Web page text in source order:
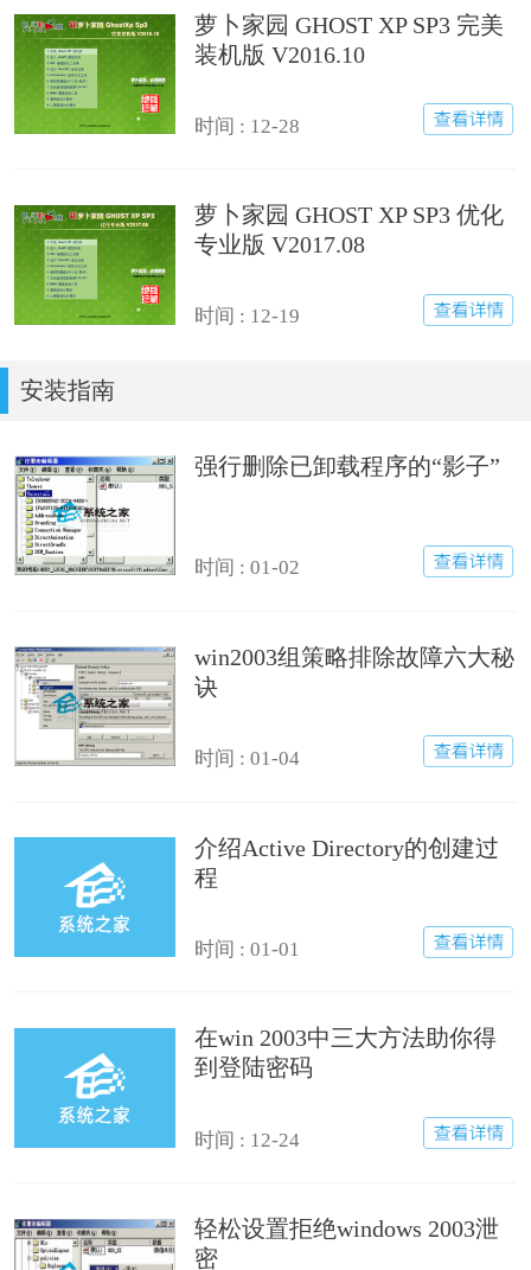
萝卜家园 GHOST XP SP3 完美
装机版 V2016.10
时间 : 12-28
萝卜家园 GHOST XP SP3 优化
专业版 V2017.08
时间 : 12-19
安装指南
强行删除已卸载程序的“影子”
时间 : 01-02
win2003组策略排除故障六大秘
诀
时间 : 01-04
介绍Active Directory的创建过
程
时间 : 01-01
在win 2003中三大方法助你得
到登陆密码
时间 : 12-24
轻松设置拒绝windows 2003泄
密